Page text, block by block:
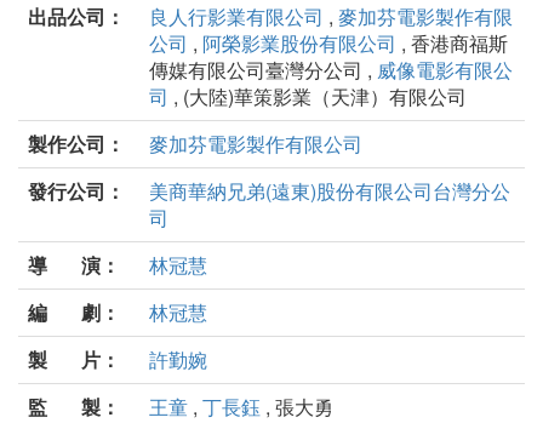
出品公司：
良人行影業有限公司 , 麥加芬電影製作有限
公司 , 阿榮影業股份有限公司 , 香港商福斯
傳媒有限公司臺灣分公司 , 威像電影有限公
司 , (大陸)華策影業（天津）有限公司
製作公司：
麥加芬電影製作有限公司
發行公司：
美商華納兄弟(遠東)股份有限公司台灣分公
司
導 演：
林冠慧
編 劇：
林冠慧
製 片：
許勤婉
監 製：
王童 , 丁長鈺 , 張大勇